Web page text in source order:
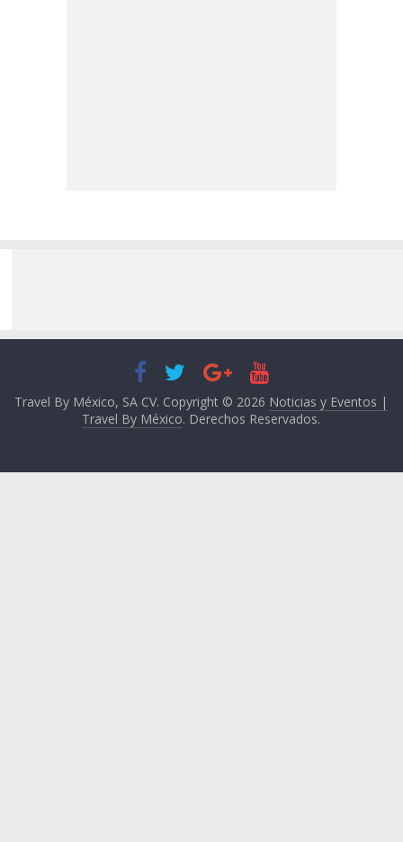
Travel By México, SA CV. Copyright © 2026 Noticias y Eventos |
Travel By México. Derechos Reservados.